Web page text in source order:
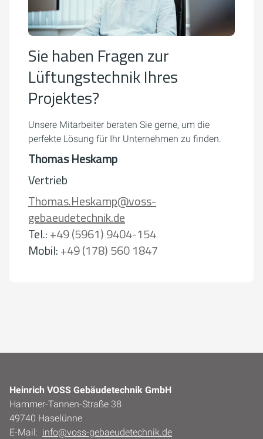
Sie haben Fragen zur
Lüftungstechnik Ihres
Projektes?
Unsere Mitarbeiter beraten Sie gerne, um die
perfekte Lösung für Ihr Unternehmen zu finden.
Thomas Heskamp
Vertrieb
Thomas.Heskamp@voss-
gebaeudetechnik.de
Tel.:+49 (5961) 9404-154
Mobil:+49 (178) 560 1847
Heinrich VOSS Gebäudetechnik GmbH
Hammer-Tannen-Straße 38
49740 Haselünne
E-Mail: info@voss-gebaeudetechnik.de